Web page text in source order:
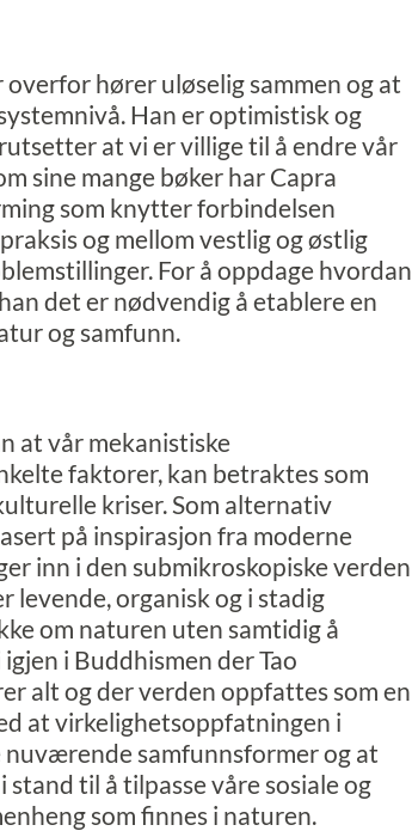
hører uløselig sammen og at
Han er optimistisk og
at vi er villige til å endre vår
sine mange bøker har Capra
som knytter forbindelsen
og mellom vestlig og østlig
For å oppdage hvordan
det er nødvendig å etablere en
og samfunn.
at vår mekanistiske
faktorer, kan betraktes som
kriser. Som alternativ
på inspirasjon fra moderne
inn i den submikroskopiske verden
levende, organisk og i stadig
om naturen uten samtidig å
i Buddhismen der Tao
alt og der verden oppfattes som en
at virkelighetsoppfatningen i
samfunnsformer og at
til å tilpasse våre sosiale og
som finnes i naturen.